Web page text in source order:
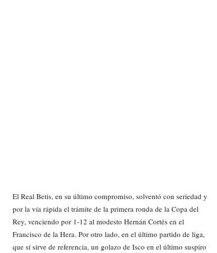
El Real Betis, en su último compromiso, solventó con seriedad y
por la vía rápida el trámite de la primera ronda de la Copa del
Rey, venciendo por 1-12 al modesto Hernán Cortés en el
Francisco de la Hera. Por otro lado, en el último partido de liga,
que sí sirve de referencia, un golazo de Isco en el último suspiro